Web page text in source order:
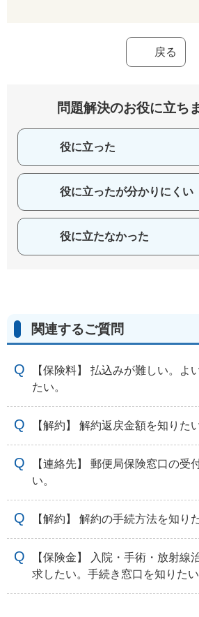
戻る
問題解決のお役に立ち
役に立った
役に立ったが分かりにくい
役に立たなかった
関連するご質問
【保険料】 払込みが難しい。よ
たい。
【解約】 解約返戻金額を知りたい
【連絡先】 郵便局保険窓口の受
い。
【解約】 解約の手続方法を知り
【保険金】 入院・手術・放射線
求したい。手続き窓口を知りたい